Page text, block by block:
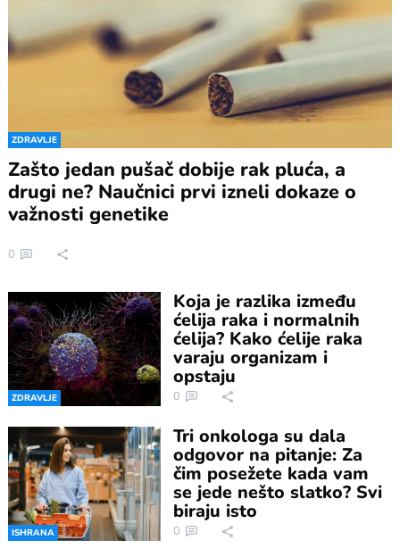
ZDRAVLJE
Zašto jedan pušač dobije rak pluća, a
drugi ne? Naučnici prvi izneli dokaze o
važnosti genetike
0
ZDRAVLJE
Koja je razlika između
ćelija raka i normalnih
ćelija? Kako ćelije raka
varaju organizam i
opstaju
0
ISHRANA
Tri onkologa su dala
odgovor na pitanje: Za
čim posežete kada vam
se jede nešto slatko? Svi
biraju isto
0